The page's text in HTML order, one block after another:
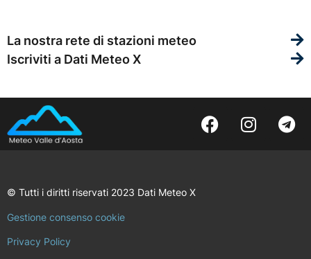
La nostra rete di stazioni meteo
Iscriviti a Dati Meteo X
© Tutti i diritti riservati 2023 Dati Meteo X
Gestione consenso cookie
Privacy Policy